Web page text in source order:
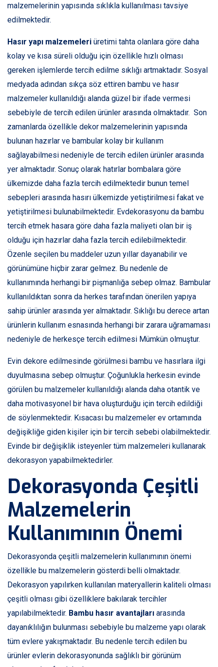
malzemelerinin yapısında sıklıkla kullanılması tavsiye
edilmektedir.
Hasır yapı malzemeleri üretimi tahta olanlara göre daha
kolay ve kısa süreli olduğu için özellikle hızlı olması
gereken işlemlerde tercih edilme sıklığı artmaktadır. Sosyal
medyada adından sıkça söz ettiren bambu ve hasır
malzemeler kullanıldığı alanda güzel bir ifade vermesi
sebebiyle de tercih edilen ürünler arasında olmaktadır. Son
zamanlarda özellikle dekor malzemelerinin yapısında
bulunan hazırlar ve bambular kolay bir kullanım
sağlayabilmesi nedeniyle de tercih edilen ürünler arasında
yer almaktadır. Sonuç olarak hatırlar bombalara göre
ülkemizde daha fazla tercih edilmektedir bunun temel
sebepleri arasında hasırı ülkemizde yetiştirilmesi fakat ve
yetiştirilmesi bulunabilmektedir. Evdekorasyonu da bambu
tercih etmek hasara göre daha fazla maliyeti olan bir iş
olduğu için hazırlar daha fazla tercih edilebilmektedir.
Özenle seçilen bu maddeler uzun yıllar dayanabilir ve
görünümüne hiçbir zarar gelmez. Bu nedenle de
kullanımında herhangi bir pişmanlığa sebep olmaz. Bambular
kullanıldıktan sonra da herkes tarafından önerilen yapıya
sahip ürünler arasında yer almaktadır. Sıklığı bu derece artan
ürünlerin kullanım esnasında herhangi bir zarara uğramaması
nedeniyle de herkesçe tercih edilmesi Mümkün olmuştur.
Evin dekore edilmesinde görülmesi bambu ve hasırlara ilgi
duyulmasına sebep olmuştur. Çoğunlukla herkesin evinde
görülen bu malzemeler kullanıldığı alanda daha otantik ve
daha motivasyonel bir hava oluşturduğu için tercih edildiği
de söylenmektedir. Kısacası bu malzemeler ev ortamında
değişikliğe giden kişiler için bir tercih sebebi olabilmektedir.
Evinde bir değişiklik isteyenler tüm malzemeleri kullanarak
dekorasyon yapabilmektedirler.
Dekorasyonda Çeşitli
Malzemelerin
Kullanımının Önemi
Dekorasyonda çeşitli malzemelerin kullanımının önemi
özellikle bu malzemelerin gösterdi belli olmaktadır.
Dekorasyon yapılırken kullanılan materyallerin kaliteli olması
çeşitli olması gibi özelliklere bakılarak tercihler
yapılabilmektedir. Bambu hasır avantajları arasında
dayanıklılığın bulunması sebebiyle bu malzeme yapı olarak
tüm evlere yakışmaktadır. Bu nedenle tercih edilen bu
ürünler evlerin dekorasyonunda sağlıklı bir görünüm